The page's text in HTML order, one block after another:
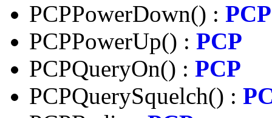
PCPPowerDown() : PCP
PCPPowerUp() : PCP
PCPQueryOn() : PCP
PCPQuerySquelch() :